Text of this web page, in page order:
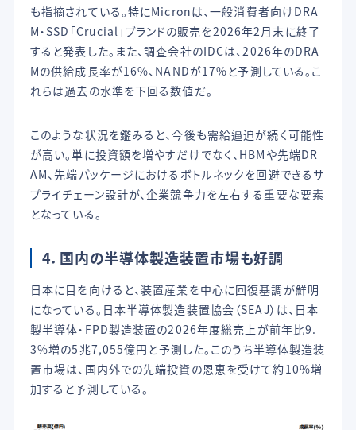
も指摘されている。特にMicronは、一般消費者向けDRA
M・SSD「Crucial」ブランドの販売を2026年2月末に終了
すると発表した。また、調査会社のIDCは、2026年のDRA
Mの供給成長率が16%、NANDが17%と予測している。こ
れらは過去の水準を下回る数値だ。
このような状況を鑑みると、今後も需給逼迫が続く可能性
が高い。単に投資額を増やすだけでなく、HBMや先端DR
AM、先端パッケージにおけるボトルネックを回避できるサ
プライチェーン設計が、企業競争力を左右する重要な要素
となっている。
4． 国内の半導体製造装置市場も好調
日本に目を向けると、装置産業を中心に回復基調が鮮明
になっている。日本半導体製造装置協会（SEAJ）は、日本
製半導体・FPD製造装置の2026年度総売上が前年比9.
3%増の5兆7,055億円と予測した。このうち半導体製造装
置市場は、国内外での先端投資の恩恵を受けて約10%増
加すると予測している。